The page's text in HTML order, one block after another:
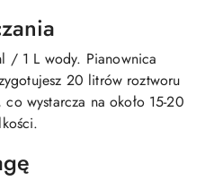
/ 1 L wody. Pianownica
20 litrów roztworu
wystarcza na około 15-20